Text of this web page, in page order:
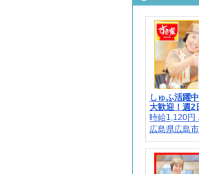
しゅふ活躍
大歓迎！週2
時給1,120円
広島県広島